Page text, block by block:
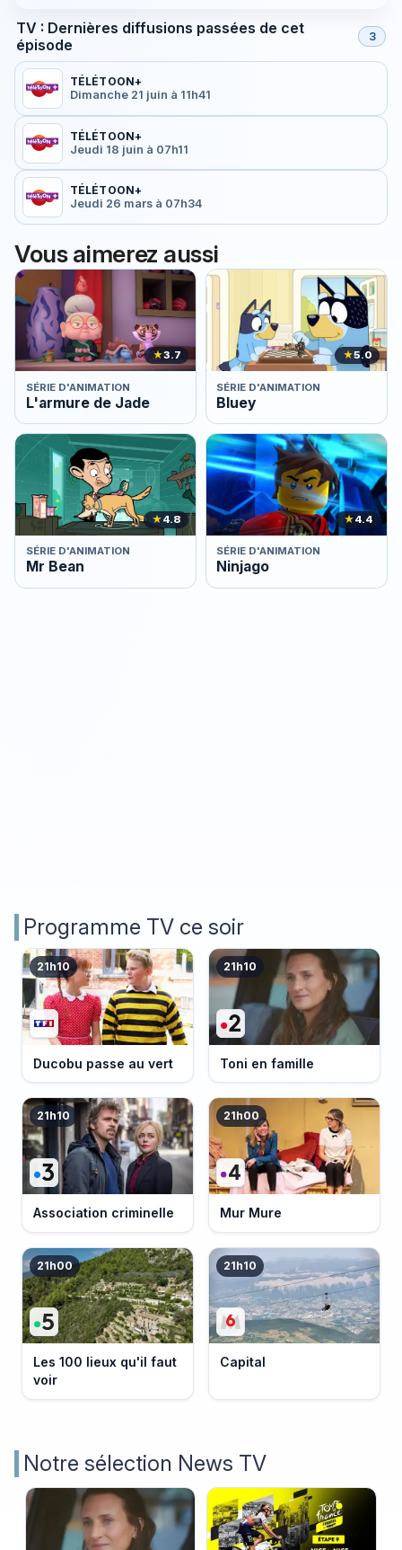
TV : Dernières diffusions passées de cet
épisode
3
TÉLÉTOON+
Dimanche 21 juin à 11h41
TÉLÉTOON+
Jeudi 18 juin à 07h11
TÉLÉTOON+
Jeudi 26 mars à 07h34
Vous aimerez aussi
★3.7
SÉRIE D'ANIMATION
L'armure de Jade
★5.0
SÉRIE D'ANIMATION
Bluey
★4.8
SÉRIE D'ANIMATION
Mr Bean
★4.4
SÉRIE D'ANIMATION
Ninjago
Programme TV ce soir
21h10
Ducobu passe au vert
21h10
Toni en famille
21h10
Association criminelle
21h00
Mur Mure
21h00
Les 100 lieux qu'il faut
voir
21h10
Capital
Notre sélection News TV